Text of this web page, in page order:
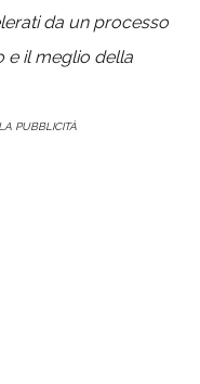
da un processo
e il meglio della
PUBBLICITÀ